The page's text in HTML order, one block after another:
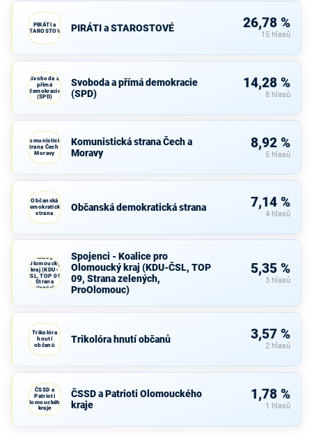
PIRÁTI a
STAROSTOVÉ
PIRÁTI a STAROSTOVÉ 26,78 %
15 hlasů
Svoboda a
přímá
demokracie
(SPD)
Svoboda a přímá demokracie
(SPD)
14,28 %
8 hlasů
Komunistická
strana Čech a
Moravy
Komunistická strana Čech a
Moravy
8,92 %
5 hlasů
Občanská
demokratická
strana
Občanská demokratická strana 7,14 %
4 hlasů
Koalice pro
Olomoucký
kraj (KDU-
ČSL, TOP 09,
Strana
zelených,
Spojenci - Koalice pro
Olomoucký kraj (KDU-ČSL, TOP
09, Strana zelených,
ProOlomouc)
5,35 %
3 hlasů
Trikolóra
hnutí
občanů
Trikolóra hnutí občanů 3,57 %
2 hlasů
ČSSD a
Patrioti
Olomouckého
kraje
ČSSD a Patrioti Olomouckého
kraje
1,78 %
1 hlasů